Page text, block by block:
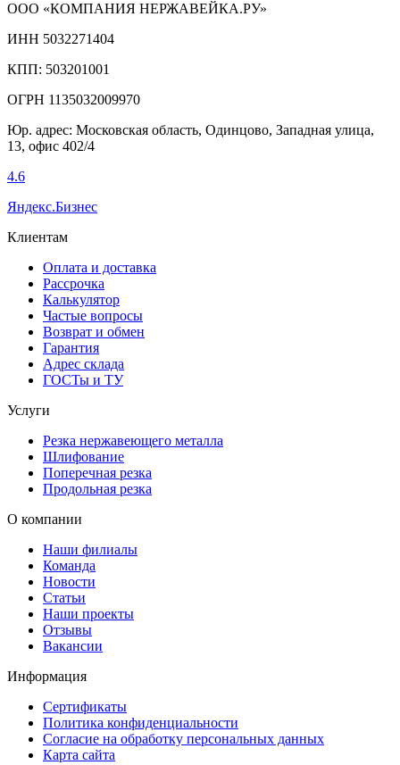
ООО «КОМПАНИЯ НЕРЖАВЕЙКА.РУ»
ИНН 5032271404
КПП: 503201001
ОГРН 1135032009970
Юр. адрес: Московская область, Одинцово, Западная улица,
13, офис 402/4
4.6
Яндекс.Бизнес
Клиентам
Оплата и доставка
Рассрочка
Калькулятор
Частые вопросы
Возврат и обмен
Гарантия
Адрес склада
ГОСТы и ТУ
Услуги
Резка нержавеющего металла
Шлифование
Поперечная резка
Продольная резка
О компании
Наши филиалы
Команда
Новости
Статьи
Наши проекты
Отзывы
Вакансии
Информация
Сертификаты
Политика конфиденциальности
Согласие на обработку персональных данных
Карта сайта